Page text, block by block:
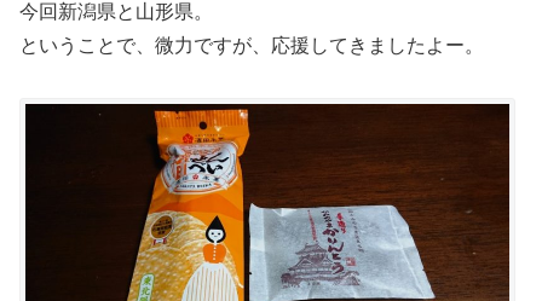
今回新潟県と山形県。
ということで、微力ですが、応援してきましたよー。